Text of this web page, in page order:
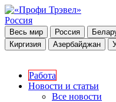
Россия
Весь мир Россия
Киргизия
Азербайджан
Работа
Новости и статьи
Все новости